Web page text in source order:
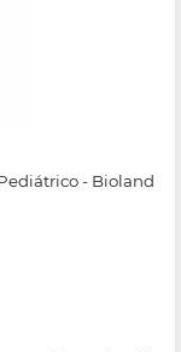
- Bioland